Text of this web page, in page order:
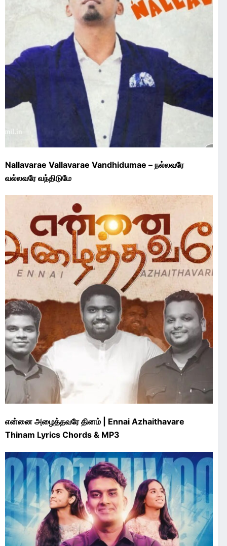
Nallavarae Vallavarae Vandhidumae – நல்லவரே
வல்லவரே வந்திடுமே
என்னை அழைத்தவரே தினம் | Ennai Azhaithavare
Thinam Lyrics Chords & MP3